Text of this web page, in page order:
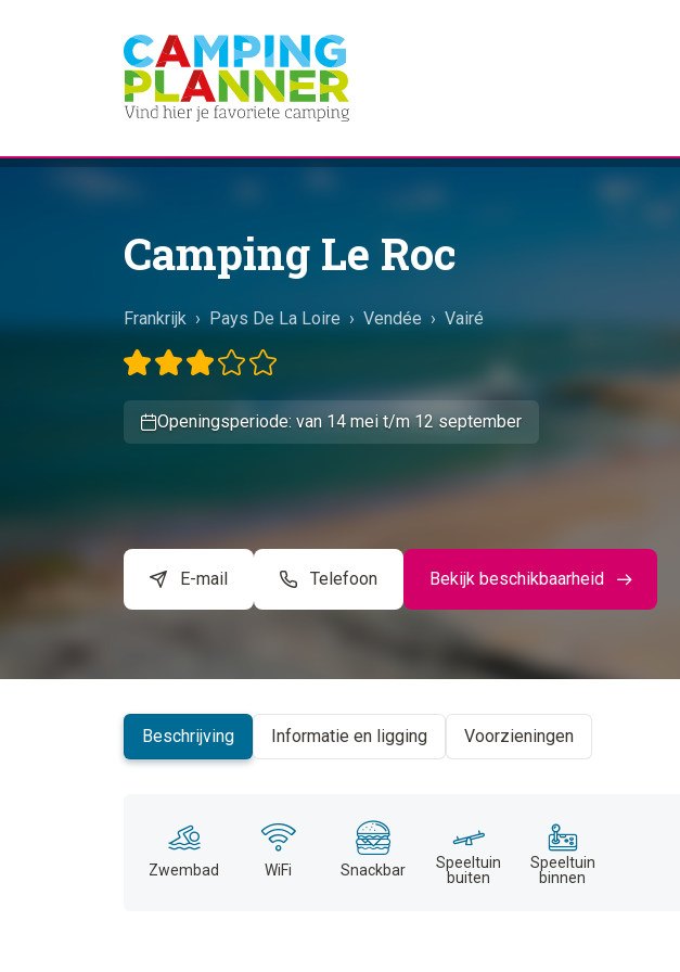
Camping Le Roc
Frankrijk › Pays De La Loire › Vendée › Vairé
Openingsperiode: van 14 mei t/m 12 september
E-mail Telefoon Bekijk beschikbaarheid
Beschrijving Informatie en ligging Voorzieningen
Zwembad WiFi Snackbar
Speeltuin
buiten
Speeltuin
binnen